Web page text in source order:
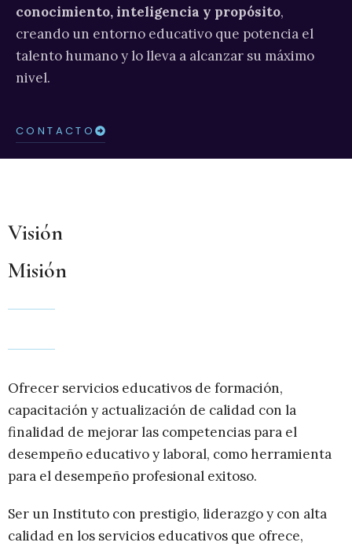
conocimiento, inteligencia y propósito,
creando un entorno educativo que potencia el
talento humano y lo lleva a alcanzar su máximo
nivel.
CONTACTO
Visión
Misión
Ofrecer servicios educativos de formación,
capacitación y actualización de calidad con la
finalidad de mejorar las competencias para el
desempeño educativo y laboral, como herramienta
para el desempeño profesional exitoso.
Ser un Instituto con prestigio, liderazgo y con alta
calidad en los servicios educativos que ofrece,